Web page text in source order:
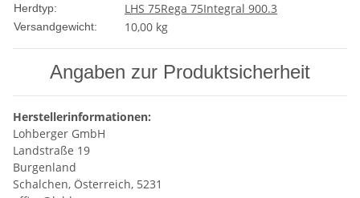
Herdtyp: LHS 75Rega 75Integral 900.3
Versandgewicht: 10,00 kg
Angaben zur Produktsicherheit
Herstellerinformationen:
Lohberger GmbH
Landstraße 19
Burgenland
Schalchen, Österreich, 5231